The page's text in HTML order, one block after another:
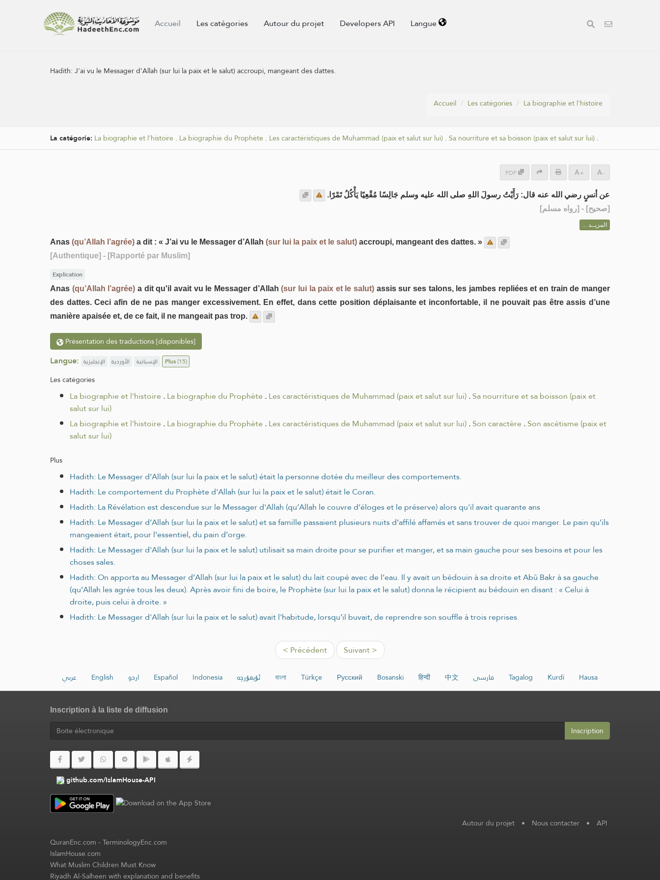
Accueil Les catégories Autour du projet Developers API Langue
Hadith:J'ai vu le Messager d’Allah (sur lui la paix et le salut) accroupi, mangeant des dattes.
Accueil Les catégories La biographie et l'histoire
La catégorie: La biographie et l'histoire . La biographie du Prophète . Les caractéristiques de Muhammad (paix et salut sur lui) . Sa nourriture et sa boisson (paix et salut sur lui) .
PDF + -
عن أنسٍ رضي الله عنه قال: رَأَيْتُ رسولَ اللهِ صلى الله عليه وسلم جَالِسًا مُقْعِيًا يَأْكُلُ تَمْرًا.
[صحيح] - [رواه مسلم]
المزيــد ...
Anas (qu’Allah l’agrée) a dit : « J’ai vu le Messager d’Allah (sur lui la paix et le salut) accroupi, mangeant des dattes. »
[Authentique] - [Rapporté par Muslim]
Explication
Anas (qu’Allah l’agrée) a dit qu'il avait vu le Messager d’Allah(sur lui la paix et le salut) assis sur ses talons, les jambes repliées et en train de manger
des dattes. Ceci afin de ne pas manger excessivement. En effet, dans cette position déplaisante et inconfortable, il ne pouvait pas être assis d’une
manière apaisée et, de ce fait, il ne mangeait pas trop.
Présentation des traductions [disponibles]
Langue: الإنجليزية الأوردية الإسبانية Plus(15)
Les catégories
La biographie et l'histoire .La biographie du Prophète .Les caractéristiques de Muhammad (paix et salut sur lui).Sa nourriture et sa boisson (paix et
salut sur lui)
La biographie et l'histoire .La biographie du Prophète .Les caractéristiques de Muhammad (paix et salut sur lui).Son caractère .Son ascétisme (paix et
salut sur lui)
Plus
Hadith: Le Messager d’Allah (sur lui la paix et le salut) était la personne dotée du meilleur des comportements.
Hadith: Le comportement du Prophète d'Allah (sur lui la paix et le salut) était le Coran.
Hadith: La Révélation est descendue sur le Messager d'Allah (qu’Allah le couvre d’éloges et le préserve) alors qu'il avait quarante ans
Hadith: Le Messager d’Allah (sur lui la paix et le salut) et sa famille passaient plusieurs nuits d’affilé affamés et sans trouver de quoi manger. Le pain qu’ils
mangeaient était, pour l’essentiel, du pain d’orge.
Hadith: Le Messager d'Allah (sur lui la paix et le salut) utilisait sa main droite pour se purifier et manger, et sa main gauche pour ses besoins et pour les
choses sales.
Hadith: On apporta au Messager d’Allah (sur lui la paix et le salut) du lait coupé avec de l’eau. Il y avait un bédouin à sa droite et Abû Bakr à sa gauche
(qu’Allah les agrée tous les deux). Après avoir fini de boire, le Prophète (sur lui la paix et le salut) donna le récipient au bédouin en disant : « Celui à
droite, puis celui à droite. »
Hadith: Le Messager d'Allah (sur lui la paix et le salut) avait l'habitude, lorsqu’il buvait, de reprendre son souffle à trois reprises.
< Précédent Suivant >
عربي English اردو Español Indonesia ئۇيغۇرچە বাংলা Türkçe Русский Bosanski हिन्दी 中文 فارسی Tagalog Kurdî Hausa
Inscription à la liste de diffusion
Inscription
github.com/IslamHouse-API
Autour du projet • Nous contacter • API
QuranEnc.com-TerminologyEnc.com
IslamHouse.com
What Muslim Children Must Know
Riyadh Al-Salheen with explanation and benefits